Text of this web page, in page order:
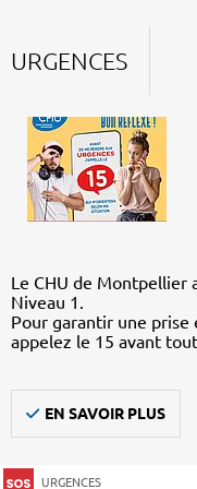
URGENCES
Le CHU de Montpellier
Niveau 1.
Pour garantir une prise
appelez le 15 avant
EN SAVOIR PLUS
URGENCES